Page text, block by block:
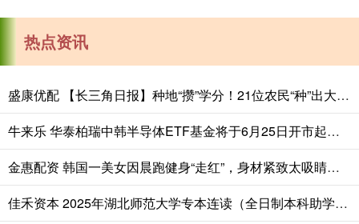
热点资讯
盛康优配 【长三角日报】种地“攒”学分！21位农民“种”出大专文凭
牛来乐 华泰柏瑞中韩半导体ETF基金将于6月25日开市起至当日10:30停牌
金惠配资 韩国一美女因晨跑健身“走红”，身材紧致太吸睛，网友：太漂亮了
佳禾资本 2025年湖北师范大学专本连读（全日制本科助学班)招生简章-官网发布_就业_专业_生活